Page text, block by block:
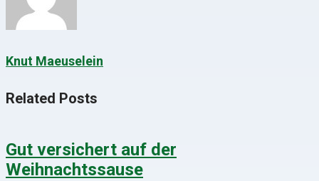
Knut Maeuselein
Related Posts
Gut versichert auf der
Weihnachtssause